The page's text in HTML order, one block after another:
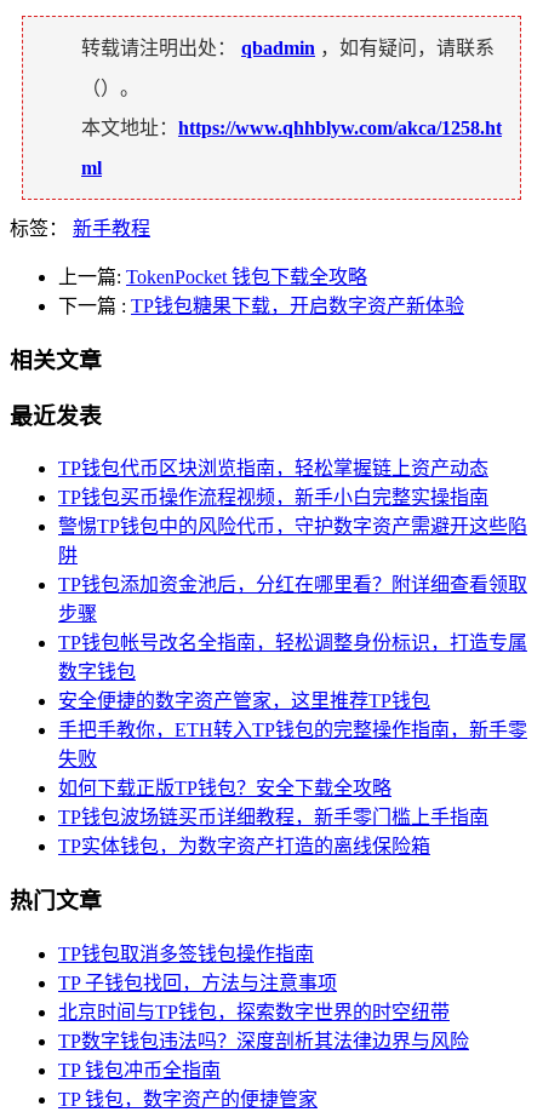
转载请注明出处： qbadmin ，如有疑问，请联系
（）。
本文地址： https://www.qhhblyw.com/akca/1258.ht
ml
标签： 新手教程
上一篇: TokenPocket 钱包下载全攻略
下一篇 : TP钱包糖果下载，开启数字资产新体验
相关文章
最近发表
TP钱包代币区块浏览指南，轻松掌握链上资产动态
TP钱包买币操作流程视频，新手小白完整实操指南
警惕TP钱包中的风险代币，守护数字资产需避开这些陷
阱
TP钱包添加资金池后，分红在哪里看？附详细查看领取
步骤
TP钱包帐号改名全指南，轻松调整身份标识，打造专属
数字钱包
安全便捷的数字资产管家，这里推荐TP钱包
手把手教你，ETH转入TP钱包的完整操作指南，新手零
失败
如何下载正版TP钱包？安全下载全攻略
TP钱包波场链买币详细教程，新手零门槛上手指南
TP实体钱包，为数字资产打造的离线保险箱
热门文章
TP钱包取消多签钱包操作指南
TP 子钱包找回，方法与注意事项
北京时间与TP钱包，探索数字世界的时空纽带
TP数字钱包违法吗？深度剖析其法律边界与风险
TP 钱包冲币全指南
TP 钱包，数字资产的便捷管家